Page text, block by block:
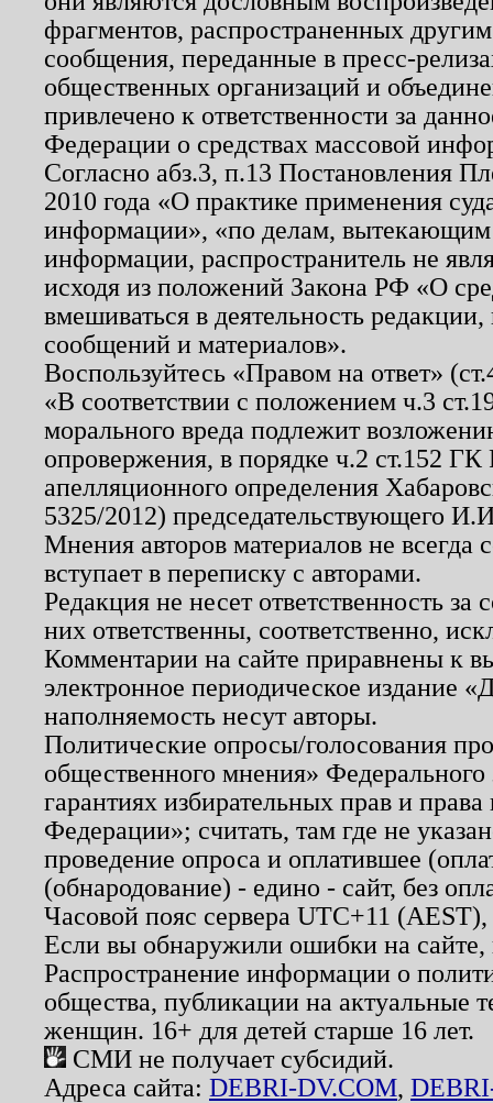
фрагментов, распространенных
сообщения, переданные в пресс-
общественных организаций и
привлечено к ответственности за
Федерации о средствах массовой
Согласно абз.3, п.13 Постановления
2010 года «О практике применения
информации», «по делам, вытекающим
информации, распространитель не
исходя из положений Закона РФ «О
вмешиваться в деятельность
сообщений и материалов».
Воспользуйтесь «Правом на ответ»
«В соответствии с положением ч.3
морального вреда подлежит
опровержения, в порядке ч.2 ст.152
апелляционного определения
5325/2012) председательствующего
Мнения авторов материалов не
вступает в переписку с авторами.
Редакция не несет ответственность
них ответственны, соответственно,
Комментарии на сайте приравнены к
электронное периодическое издание
наполняемость несут авторы.
Политические опросы/голосования
общественного мнения»
гарантиях избирательных прав и
Федерации»; считать, там где не
проведение опроса и оплатившее
(обнародование) - едино - сайт, без
Часовой пояс сервера UTC+11
Если вы обнаружили ошибки на
Распространение информации о
общества, публикации на актуальные
женщин. 16+ для детей старше 16 лет.
СМИ не получает субсидий.
Адреса сайта: DEBRI-DV.COM,